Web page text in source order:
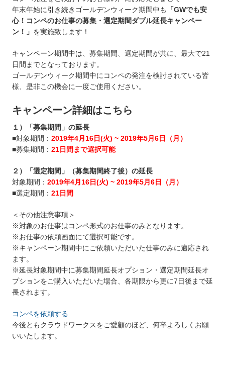
年末年始に引き続きゴールデンウィーク期間中も
「GWでも安
心！コンペのお仕事の募集・選定期間ダブル延長キャンペー
ン！」 を実施致します！
キャンペーン期間中は、募集期間、選定期間が共に、最大で21
日間までとなっております。
ゴールデンウィーク期間中にコンペの発注を検討されている皆
様、是非この機会に一度ご使用ください。
キャンペーン詳細はこちら
１）「募集期間」の延長
■対象期間： 2019年4月16日(火) ~ 2019年5月6日（月）
■募集期間： 21日間まで選択可能
２）「選定期間」（募集期間終了後）の延長
対象期間： 2019年4月16日(火) ~ 2019年5月6日（月）
■選定期間： 21日間
＜その他注意事項＞
※対象のお仕事はコンペ形式のお仕事のみとなります。
※お仕事の依頼画面にて選択可能です。
※キャンペーン期間中にご依頼いただいた仕事のみに適応され
ます。
※延長対象期間中に募集期間延長オプション・選定期間延長オ
プションをご購入いただいた場合、各期限から更に7日後まで延
長されます。
コンペを依頼する
今後ともクラウドワークスをご愛顧のほど、何卒よろしくお願
いいたします。